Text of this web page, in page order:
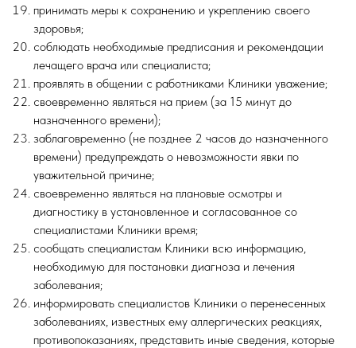
принимать меры к сохранению и укреплению своего
здоровья;
соблюдать необходимые предписания и рекомендации
лечащего врача или специалиста;
проявлять в общении с работниками Клиники уважение;
своевременно являться на прием (за 15 минут до
назначенного времени);
заблаговременно (не позднее 2 часов до назначенного
времени) предупреждать о невозможности явки по
уважительной причине;
своевременно являться на плановые осмотры и
диагностику в установленное и согласованное со
специалистами Клиники время;
сообщать специалистам Клиники всю информацию,
необходимую для постановки диагноза и лечения
заболевания;
информировать специалистов Клиники о перенесенных
заболеваниях, известных ему аллергических реакциях,
противопоказаниях, представить иные сведения, которые